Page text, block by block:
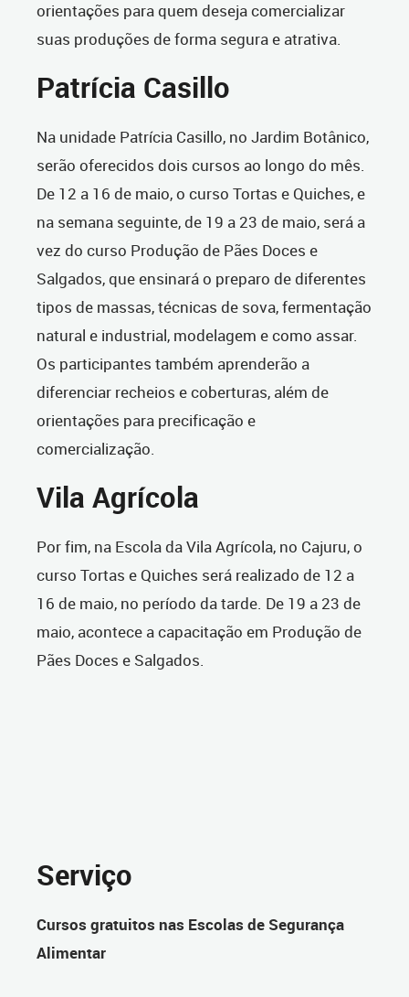
orientações para quem deseja comercializar
suas produções de forma segura e atrativa.
Patrícia Casillo
Na unidade Patrícia Casillo, no Jardim Botânico,
serão oferecidos dois cursos ao longo do mês.
De 12 a 16 de maio, o curso Tortas e Quiches, e
na semana seguinte, de 19 a 23 de maio, será a
vez do curso Produção de Pães Doces e
Salgados, que ensinará o preparo de diferentes
tipos de massas, técnicas de sova, fermentação
natural e industrial, modelagem e como assar.
Os participantes também aprenderão a
diferenciar recheios e coberturas, além de
orientações para precificação e
comercialização.
Vila Agrícola
Por fim, na Escola da Vila Agrícola, no Cajuru, o
curso Tortas e Quiches será realizado de 12 a
16 de maio, no período da tarde. De 19 a 23 de
maio, acontece a capacitação em Produção de
Pães Doces e Salgados.
Serviço
Cursos gratuitos nas Escolas de Segurança
Alimentar